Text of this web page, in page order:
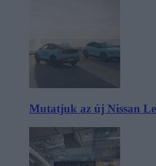
Mutatjuk az új Nissan